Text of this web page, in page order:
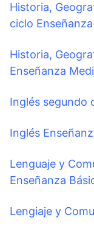
Historia,
ciclo
Historia,
Enseñanza
Inglés segundo
Inglés
Lenguaje y
Enseñanza
Lengiaje y